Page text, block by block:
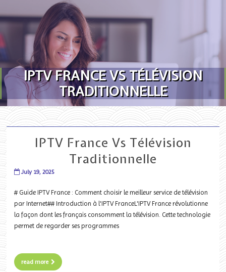
IPTV FRANCE VS TÉLÉVISION
TRADITIONNELLE
IPTV France Vs Télévision
Traditionnelle
July 19, 2025
# Guide IPTV France : Comment choisir le meilleur service de télévision
par Internet## Introduction à l'IPTV FranceL'IPTV France révolutionne
la façon dont les français consomment la télévision. Cette technologie
permet de regarder ses programmes
read more